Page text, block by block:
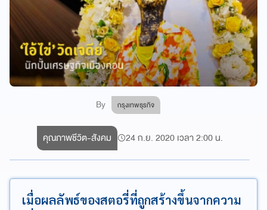
By กรุงเทพธุรกิจ
คุณภาพชีวิต-สังคม 24 ก.ย. 2020 เวลา 2:00 น.
เมื่อผลลัพธ์ของสตอรี่ที่ถูกสร้างขึ้นจากความ